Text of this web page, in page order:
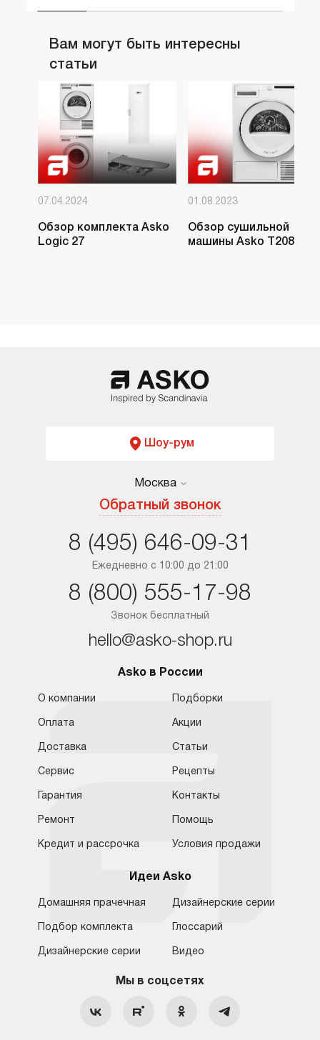
Москва
Санкт-Петербург
Краснодар
8 (800) 555-17-98
hello@asko-shop.ru
Вам могут быть интересны
статьи
07.04.2024
Обзор комплекта Asko
Logic 27
01.08.2023
Обзор сушильной
машины Asko T208C.W
Шоу-рум
Москва
Обратный звонок
Москва
Ростов-на-Дону
Ежедневно с 10:00 до 21:00
8 (495) 646-09-31
Звонок бесплатный
8 (800) 555-17-98
hello@asko-shop.ru
Asko в России
О компании
Оплата
Доставка
Сервис
Гарантия
Ремонт
Кредит и рассрочка
Подборки
Акции
Статьи
Рецепты
Контакты
Помощь
Условия продажи
Идеи Asko
Домашняя прачечная
Подбор комплекта
Дизайнерские серии
Дизайнерские серии
Глоссарий
Видео
Мы в соцсетях